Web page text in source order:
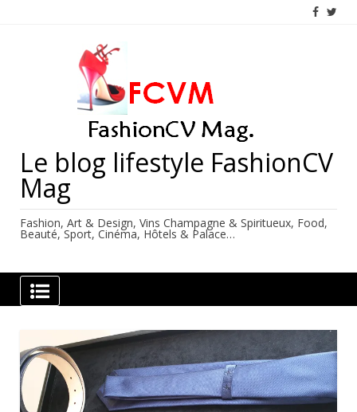
Le blog lifestyle FashionCV
Mag
Fashion, Art & Design, Vins Champagne & Spiritueux, Food,
Beauté, Sport, Cinéma, Hôtels & Palace…